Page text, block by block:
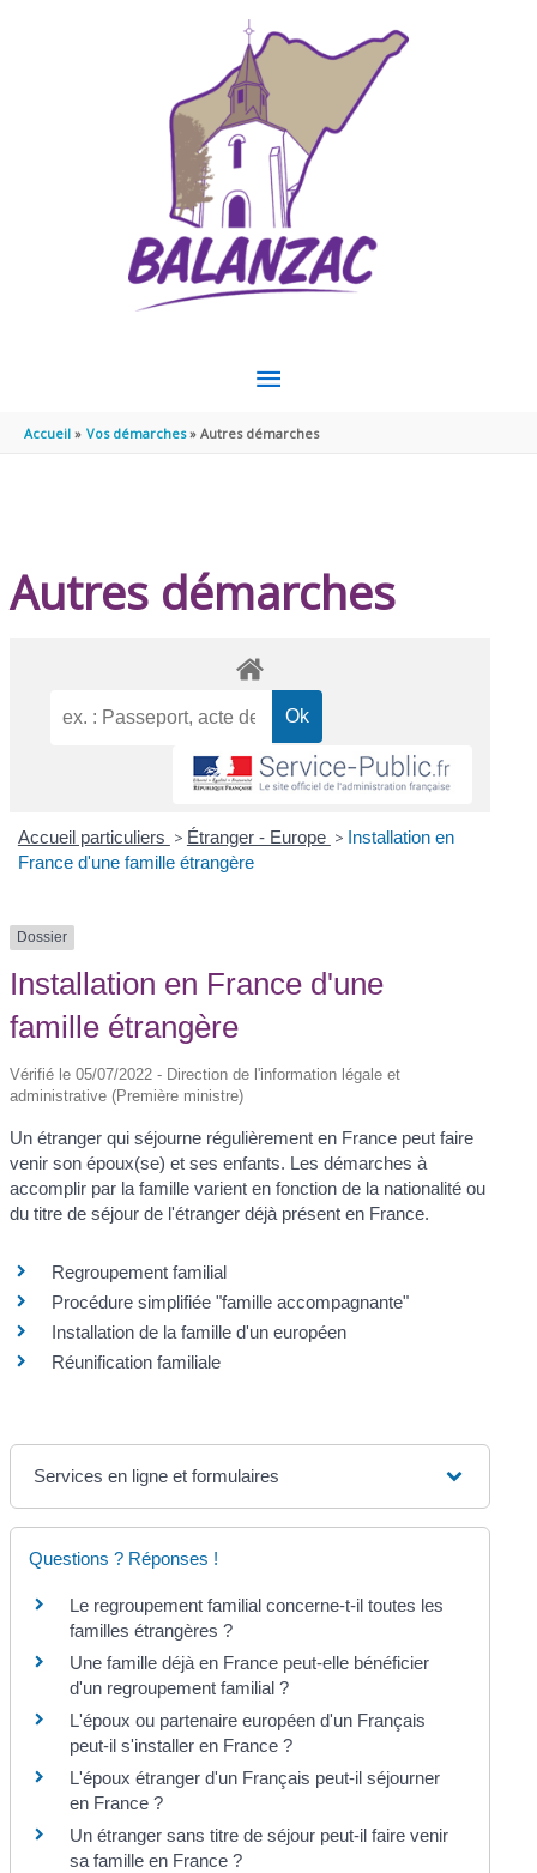
MENU
PRINCIPAL
Accueil Vos démarches Autres démarches
Autres démarches
Accueil particuliers > Étranger - Europe > Installation en
France d'une famille étrangère
Dossier
Installation en France d'une
famille étrangère
Vérifié le 05/07/2022 - Direction de l'information légale et
administrative (Première ministre)
Un étranger qui séjourne régulièrement en France peut faire
venir son époux(se) et ses enfants. Les démarches à
accomplir par la famille varient en fonction de la nationalité ou
du titre de séjour de l'étranger déjà présent en France.
Regroupement familial
Procédure simplifiée "famille accompagnante"
Installation de la famille d'un européen
Réunification familiale
Services en ligne et formulaires
Questions ? Réponses !
Le regroupement familial concerne-t-il toutes les
familles étrangères ?
Une famille déjà en France peut-elle bénéficier
d'un regroupement familial ?
L'époux ou partenaire européen d'un Français
peut-il s'installer en France ?
L'époux étranger d'un Français peut-il séjourner
en France ?
Un étranger sans titre de séjour peut-il faire venir
sa famille en France ?